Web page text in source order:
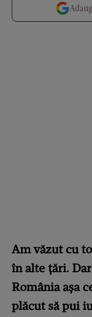
Am văzut cu
în alte țări.
România așa
plăcut să pui